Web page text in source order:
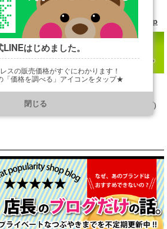
ら
ご注文フォーム
問い合わせはこちらから→ info@bed.ne.jp
or ウッドスプリング or モーションタイプ）
LINEはじめました。
スの販売価格がすぐにわかります！
「価格を調べる」アイコンをタップ★
line.me/R/ti/p/@901ptzjz
閉じる